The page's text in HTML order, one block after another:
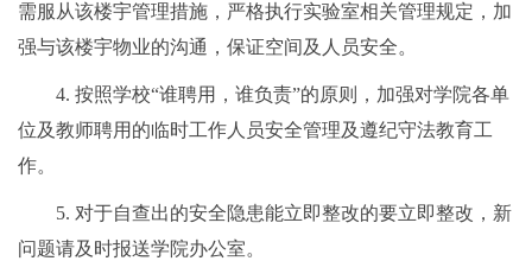
需服从该楼宇管理措施，严格执行实验室相关管理规定，加
强与该楼宇物业的沟通，保证空间及人员安全。
4. 按照学校“谁聘用，谁负责”的原则，加强对学院各单
位及教师聘用的临时工作人员安全管理及遵纪守法教育工
作。
5. 对于自查出的安全隐患能立即整改的要立即整改，新
问题请及时报送学院办公室。